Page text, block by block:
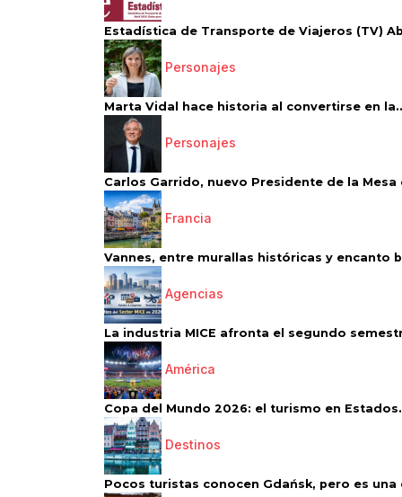
Estadística de Transporte de Viajeros (TV)
Personajes
Marta Vidal hace historia al convertirse en
Personajes
Carlos Garrido, nuevo Presidente de la Mesa
Francia
Vannes, entre murallas históricas y encanto
Agencias
La industria MICE afronta el segundo
América
Copa del Mundo 2026: el turismo en
Destinos
Pocos turistas conocen Gdańsk, pero es una